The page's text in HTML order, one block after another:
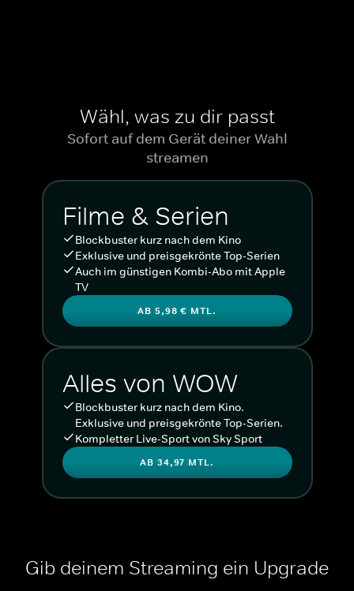
Wähl, was zu dir passt
Sofort auf dem Gerät deiner Wahl
streamen
Filme & Serien
Blockbuster kurz nach dem Kino
Exklusive und preisgekrönte Top-Serien
Auch im günstigen Kombi-Abo mit Apple
TV
AB 5,98 € MTL.
Alles von WOW
Blockbuster kurz nach dem Kino.
Exklusive und preisgekrönte Top-Serien.
Kompletter Live-Sport von Sky Sport
AB 34,97 MTL.
Gib deinem Streaming ein Upgrade